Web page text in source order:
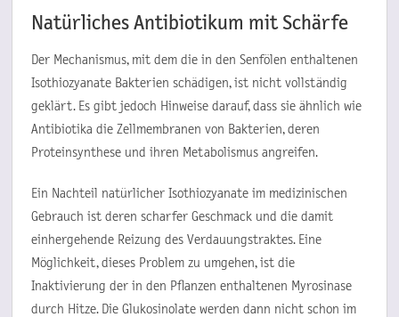
Natürliches Antibiotikum mit Schärfe
Der Mechanismus, mit dem die in den Senfölen enthaltenen
Isothiozyanate Bakterien schädigen, ist nicht vollständig
geklärt. Es gibt jedoch Hinweise darauf, dass sie ähnlich wie
Antibiotika die Zellmembranen von Bakterien, deren
Proteinsynthese und ihren Metabolismus angreifen.
Ein Nachteil natürlicher Isothiozyanate im medizinischen
Gebrauch ist deren scharfer Geschmack und die damit
einhergehende Reizung des Verdauungstraktes. Eine
Möglichkeit, dieses Problem zu umgehen, ist die
Inaktivierung der in den Pflanzen enthaltenen Myrosinase
durch Hitze. Die Glukosinolate werden dann nicht schon im